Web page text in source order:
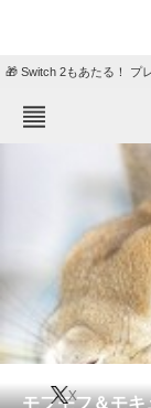
🎁 Switch 2もあたる！ プ
ねとらぼメニュ
住まい
動物
会員記事
モフモフ＆モ
X